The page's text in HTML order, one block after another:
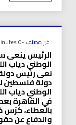
غير مصنف-0 Minutes
الرئيس ينعى
نعى رئيس
دولة فلسطين
الوطني دياب
في القاهرة
بالعطاء، كرّس
والدفاع عن